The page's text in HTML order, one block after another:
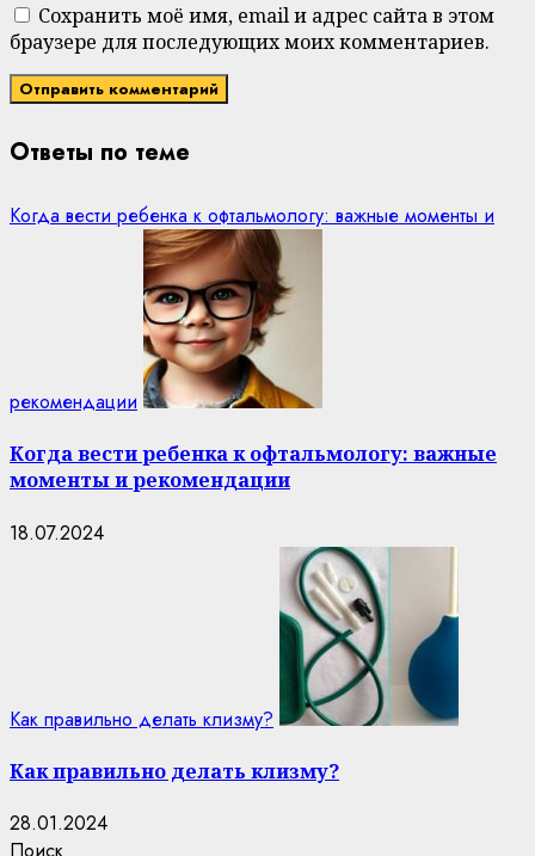
Сохранить моё имя, email и адрес сайта в этом
браузере для последующих моих комментариев.
Ответы по теме
Когда вести ребенка к офтальмологу: важные моменты и
рекомендации
Когда вести ребенка к офтальмологу: важные
моменты и рекомендации
18.07.2024
Как правильно делать клизму?
Как правильно делать клизму?
28.01.2024